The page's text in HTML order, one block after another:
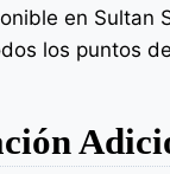
en Sultan
los puntos